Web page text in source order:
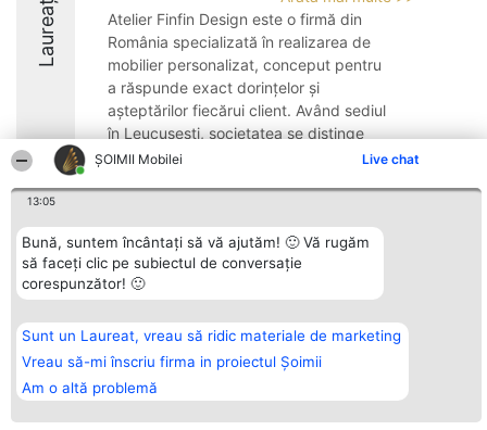
ȘOIMII Mobilei Live chat
13:05
Bună, suntem încântați să vă ajutăm! 🙂 Vă rugăm
să faceți clic pe subiectul de conversație
corespunzător! 🙂
Sunt un Laureat, vreau să ridic materiale de marketing
Vreau să-mi înscriu firma in proiectul Șoimii
Am o altă problemă
Laureați
Atelier Finfin Design este o firmă din
România specializată în realizarea de
mobilier personalizat, conceput pentru
a răspunde exact dorințelor și
așteptărilor fiecărui client. Având sediul
în Leucuşeşti, societatea se distinge
printr-o atenție ...
8.5
Organizator Ranking
BRIGHT SOLUTIONS BR SRL
Sc. A Et. 4 Ap. 13 Cod 061952
București
CUI 36737675
tel: +40 770 990 492
Plebiscyt
Laureaților
Reguli
Politica de